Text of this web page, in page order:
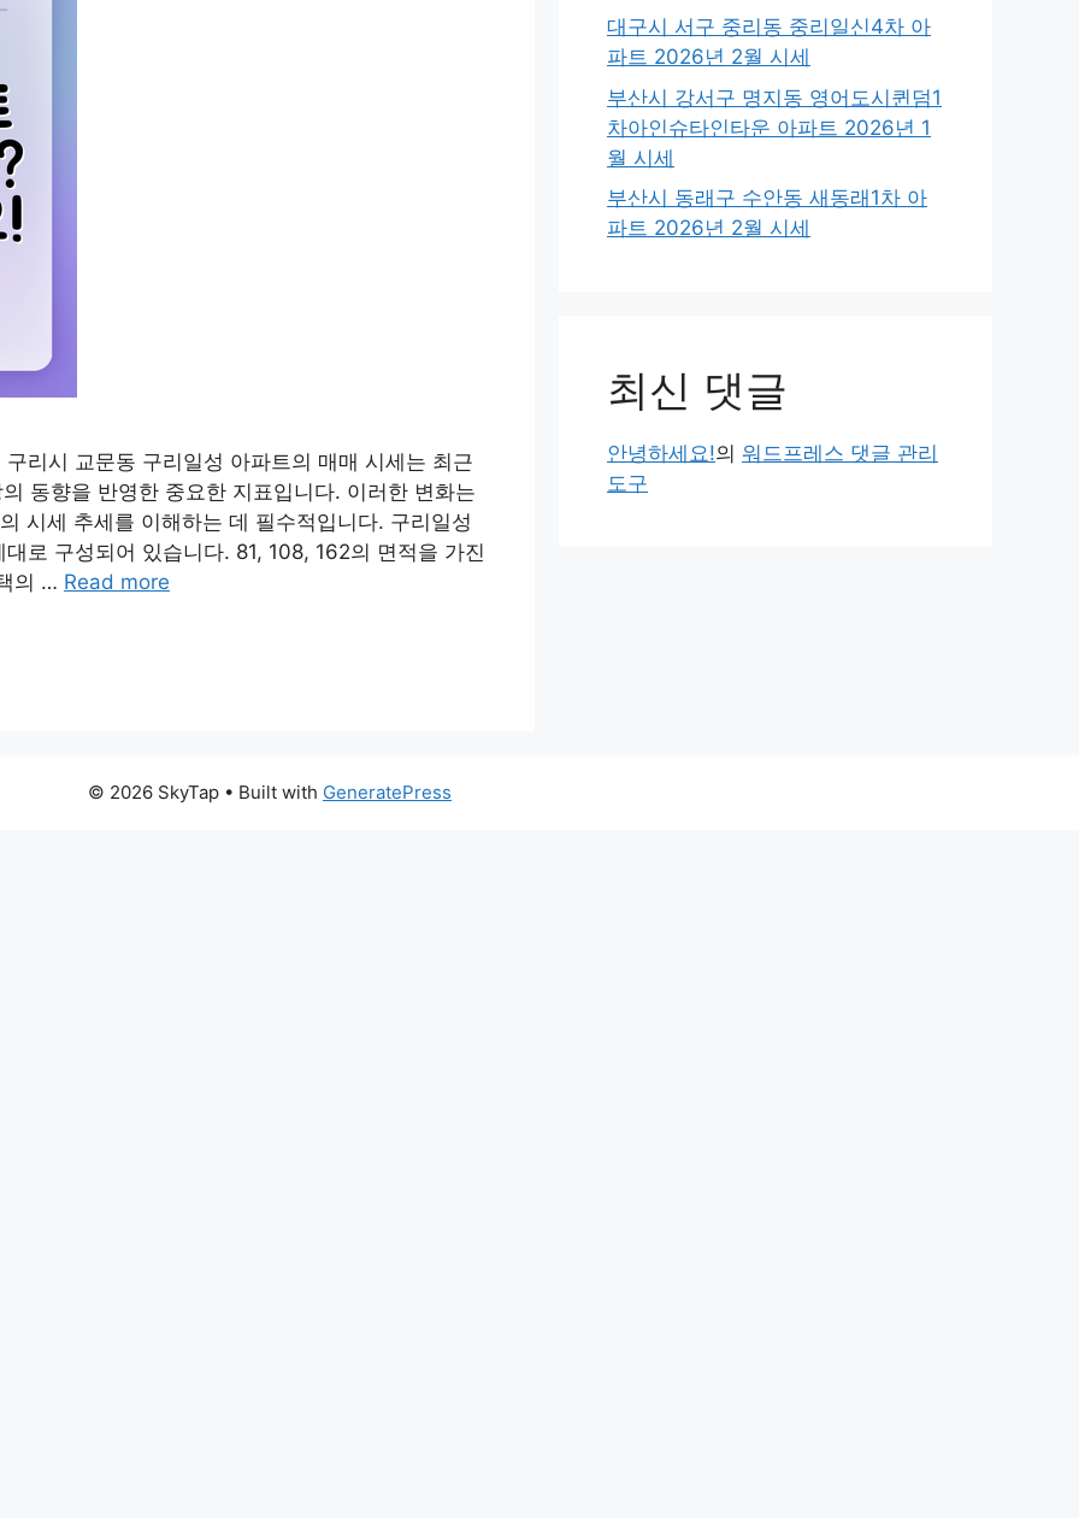
리시 교문동 구리일성 아파트의 매매 시세는 최근
동향을 반영한 중요한 지표입니다. 이러한 변화는
시세 추세를 이해하는 데 필수적입니다. 구리일성
로 구성되어 있습니다. 81, 108, 162의 면적을 가진
의 … Read more
대구시 서구 중리동 중리일신4차 아
파트 2026년 2월 시세
부산시 강서구 명지동 영어도시퀸덤1
차아인슈타인타운 아파트 2026년 1
월 시세
부산시 동래구 수안동 새동래1차 아
파트 2026년 2월 시세
최신 댓글
안녕하세요!의 워드프레스 댓글 관리
도구
© 2026 SkyTap • Built with GeneratePress